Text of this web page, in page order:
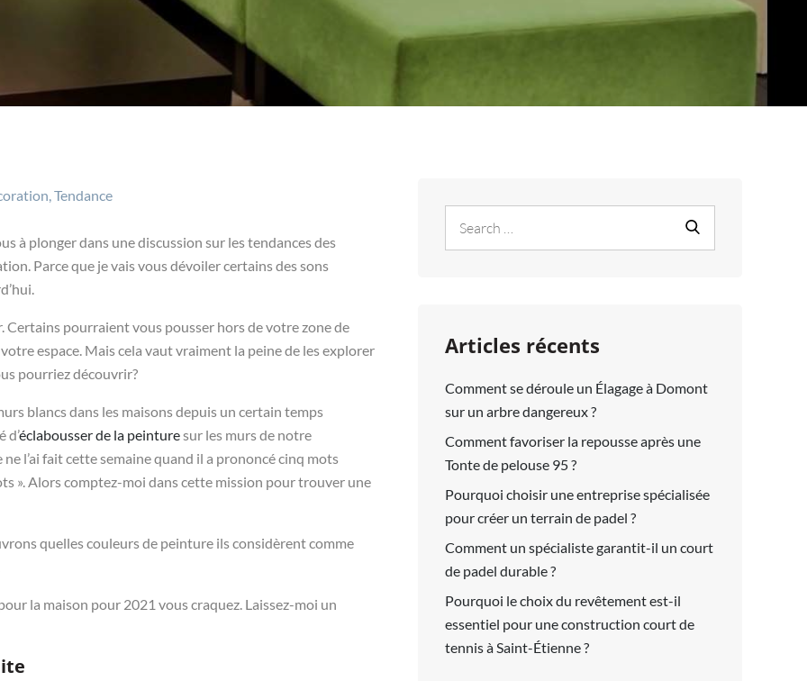
,Tendance
à plonger dans une discussion sur les tendances des
Parce que je vais vous dévoiler certains des sons
pourraient vous pousser hors de votre zone de
espace. Mais cela vaut vraiment la peine de les explorer
pourriez découvrir?
blancs dans les maisons depuis un certain temps
d’éclabousser de la peinturesur les murs de notre
l’ai fait cette semaine quand il a prononcé cinq mots
». Alors comptez-moi dans cette mission pour trouver une
quelles couleurs de peinture ils considèrent comme
la maison pour 2021 vous craquez. Laissez-moi un
for:
Articles récents
Comment se déroule un Élagage à Domont
sur un arbre dangereux ?
Comment favoriser la repousse après une
Tonte de pelouse 95 ?
Pourquoi choisir une entreprise spécialisée
pour créer un terrain de padel ?
Comment un spécialiste garantit-il un court
de padel durable ?
Pourquoi le choix du revêtement est-il
essentiel pour une construction court de
tennis à Saint-Étienne ?